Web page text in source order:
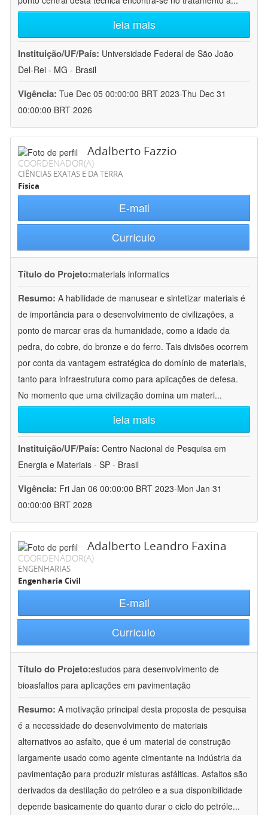
leia mais
Instituição/UF/País: Universidade Federal de São João
Del-Rei - MG - Brasil
Vigência: Tue Dec 05 00:00:00 BRT 2023-Thu Dec 31
00:00:00 BRT 2026
Adalberto Fazzio
COORDENADOR(A)
CIÊNCIAS EXATAS E DA TERRA
Física
E-mail
Currículo
Título do Projeto:materials informatics
Resumo: A habilidade de manusear e sintetizar materiais é
de importância para o desenvolvimento de civilizações, a
ponto de marcar eras da humanidade, como a idade da
pedra, do cobre, do bronze e do ferro. Tais divisões ocorrem
por conta da vantagem estratégica do domínio de materiais,
tanto para infraestrutura como para aplicações de defesa.
No momento que uma civilização domina um materi...
leia mais
Instituição/UF/País: Centro Nacional de Pesquisa em
Energia e Materiais - SP - Brasil
Vigência: Fri Jan 06 00:00:00 BRT 2023-Mon Jan 31
00:00:00 BRT 2028
Adalberto Leandro Faxina
COORDENADOR(A)
ENGENHARIAS
Engenharia Civil
E-mail
Currículo
Título do Projeto:estudos para desenvolvimento de
bioasfaltos para aplicações em pavimentação
Resumo: A motivação principal desta proposta de pesquisa
é a necessidade do desenvolvimento de materiais
alternativos ao asfalto, que é um material de construção
largamente usado como agente cimentante na indústria da
pavimentação para produzir misturas asfálticas. Asfaltos são
derivados da destilação do petróleo e a sua disponibilidade
depende basicamente do quanto durar o ciclo do petróle...